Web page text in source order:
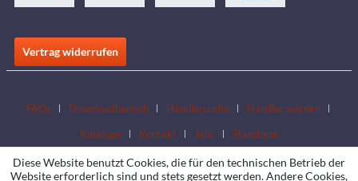
Vertrag widerrufen
FAQs Downloadbereich Händlersuche
Händler werden
Kataloge
Kontakt Jobs Standorte
Diese Website benutzt Cookies, die für den technischen Betrieb der
Website erforderlich sind und stets gesetzt werden. Andere Cookies,